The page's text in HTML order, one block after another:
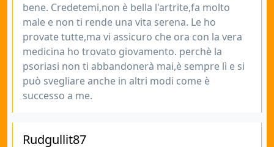
bene. Credetemi,non è bella l'artrite,fa molto
male e non ti rende una vita serena. Le ho
provate tutte,ma vi assicuro che ora con la vera
medicina ho trovato giovamento. perchè la
psoriasi non ti abbandonerà mai,è sempre lì e si
può svegliare anche in altri modi come è
successo a me.
Rudgullit87